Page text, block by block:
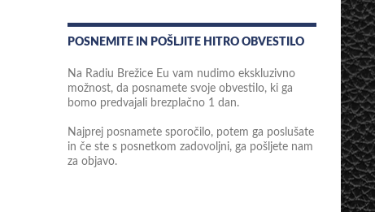
POSNEMITE IN POŠLJITE HITRO OBVESTILO
Na Radiu Brežice Eu vam nudimo ekskluzivno
možnost, da posnamete svoje obvestilo, ki ga
bomo predvajali brezplačno 1 dan.
Najprej posnamete sporočilo, potem ga poslušate
in če ste s posnetkom zadovoljni, ga pošljete nam
za objavo.